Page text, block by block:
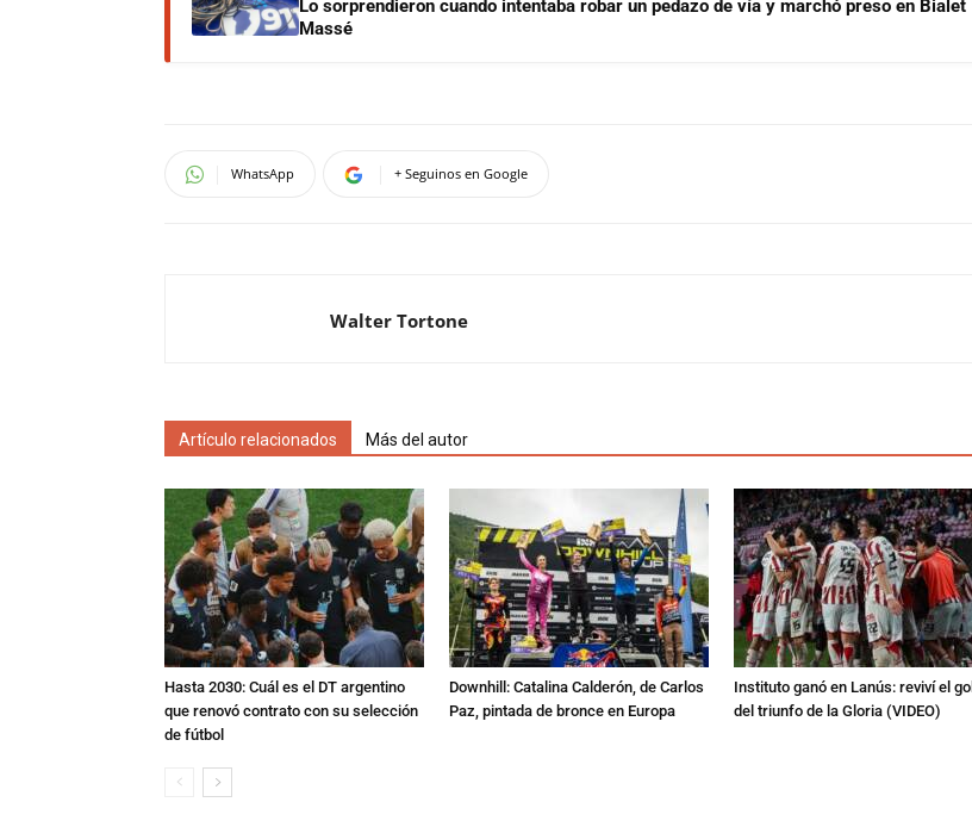
Lo sorprendieron cuando intentaba robar un pedazo de vía y marchó preso en Bialet
Massé
WhatsApp + Seguinos en Google
Walter Tortone
Artículo relacionados Más del autor
Hasta 2030: Cuál es el DT argentino
que renovó contrato con su selección
de fútbol
Downhill: Catalina Calderón, de Carlos
Paz, pintada de bronce en Europa
Instituto ganó en Lanús: reviví el gol
del triunfo de la Gloria (VIDEO)